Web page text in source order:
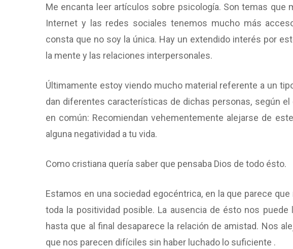
Me encanta leer artículos sobre psicología. Son temas que
Internet y las redes sociales tenemos mucho más
consta que no soy la única. Hay un extendido interés por
la mente y las relaciones interpersonales.
Últimamente estoy viendo mucho material referente a un
dan diferentes características de dichas personas, según
en común: Recomiendan vehementemente alejarse de
alguna negatividad a tu vida.
Como cristiana quería saber que pensaba Dios de todo ésto.
Estamos en una sociedad egocéntrica, en la que parece
toda la positividad posible. La ausencia de ésto nos
hasta que al final desaparece la relación de amistad. Nos
que nos parecen difíciles sin haber luchado lo suficiente .